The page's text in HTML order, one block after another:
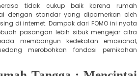
tidak cukup baik karena rumah
dengan standar yang dipamerkan oleh
di internet. ​Dampak dari FOMO ini nyata
pasangan lebih sibuk mengejar citra
membangun kedekatan emosional,
merobohkan fondasi pernikahan